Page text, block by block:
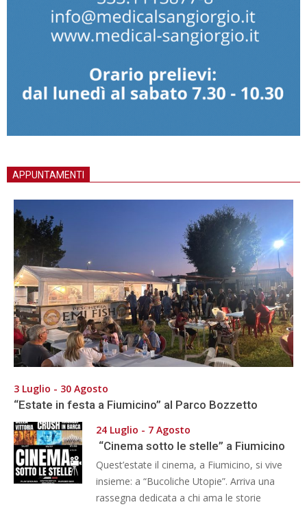
APPUNTAMENTI
3 Luglio - 30 Agosto
“Estate in festa a Fiumicino” al Parco Bozzetto
24 Luglio - 7 Agosto
“Cinema sotto le stelle” a Fiumicino
Quest’estate il cinema, a Fiumicino, si vive
insieme: a “Bucoliche Utopie”. Arriva una
rassegna dedicata a chi ama le storie